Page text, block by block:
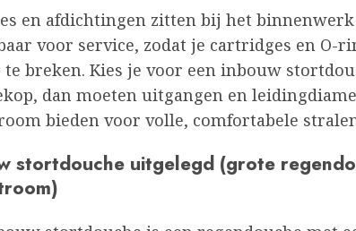
en afdichtingen zitten bij het
voor service, zodat je cartridges en O-
te breken. Kies je voor een inbouw
dan moeten uitgangen en
bieden voor volle, comfortabele
stortdouche uitgelegd (grote